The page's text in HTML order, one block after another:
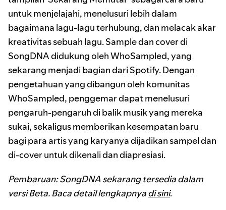
untuk menjelajahi, menelusuri lebih dalam
bagaimana lagu-lagu terhubung, dan melacak akar
kreativitas sebuah lagu. Sample dan cover di
SongDNA didukung oleh WhoSampled, yang
sekarang menjadi bagian dari Spotify. Dengan
pengetahuan yang dibangun oleh komunitas
WhoSampled, penggemar dapat menelusuri
pengaruh-pengaruh di balik musik yang mereka
sukai, sekaligus memberikan kesempatan baru
bagi para artis yang karyanya dijadikan sampel dan
di-cover untuk dikenali dan diapresiasi.
Pembaruan: SongDNA sekarang tersedia dalam
versi Beta. Baca detail lengkapnyadi sini.